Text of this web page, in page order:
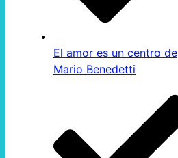
El amor es un centro de
Mario Benedetti